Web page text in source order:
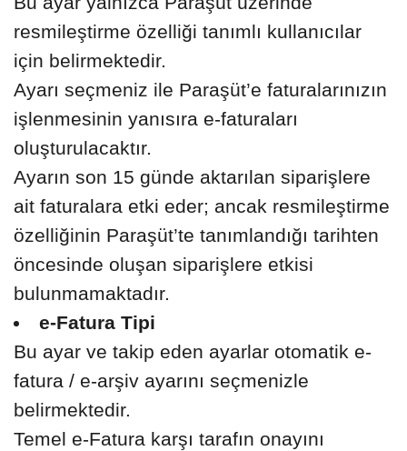
resmileştirme özelliği tanımlı kullanıcılar
için belirmektedir.
Ayarı seçmeniz ile Paraşüt’e faturalarınızın
işlenmesinin yanısıra e-faturaları
oluşturulacaktır.
Ayarın son 15 günde aktarılan siparişlere
ait faturalara etki eder; ancak resmileştirme
özelliğinin Paraşüt’te tanımlandığı tarihten
öncesinde oluşan siparişlere etkisi
bulunmamaktadır.
e-Fatura Tipi
Bu ayar ve takip eden ayarlar otomatik e-
fatura / e-arşiv ayarını seçmenizle
belirmektedir.
Temel e-Fatura karşı tarafın onayını